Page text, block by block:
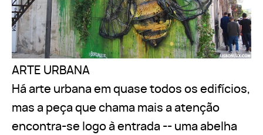
ARTE URBANA
Há arte urbana em quase todos os edifícios,
mas a peça que chama mais a atenção
encontra-se logo à entrada -- uma abelha